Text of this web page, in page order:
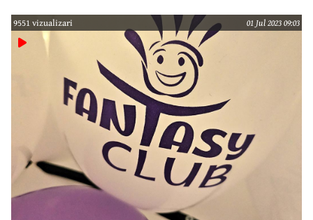
9551 vizualizari 01 Jul 2023 09:03